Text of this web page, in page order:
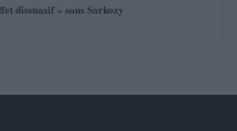
dissuasif » sous Sarkozy